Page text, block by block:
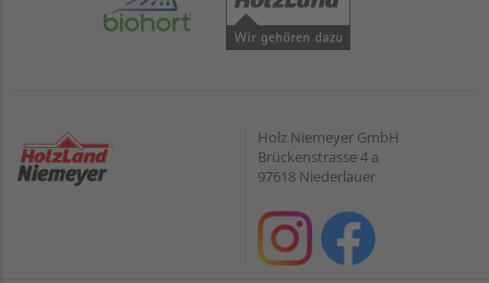
Holz Niemeyer GmbH
Brückenstrasse 4 a
97618 Niederlauer